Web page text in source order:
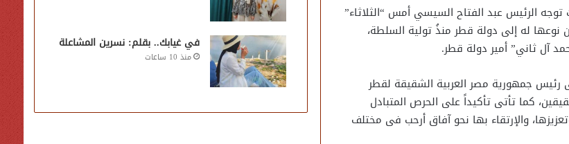
الرئيس عبد الفتاح السيسي أمس “الثلاثاء”
نوعها له إلى دولة قطر منذُ تولية السلطة،
آل ثاني” أمير دولة قطر.
رئيس جمهورية مصر العربية الشقيقة لقطر
كما تأتى تأكيداً على الحرص المتبادل
والإرتقاء بها نحو آفاق أرحب فى مختلف
في غيابك.. بقلم: نسرين المشاعلة
منذ 10 ساعات